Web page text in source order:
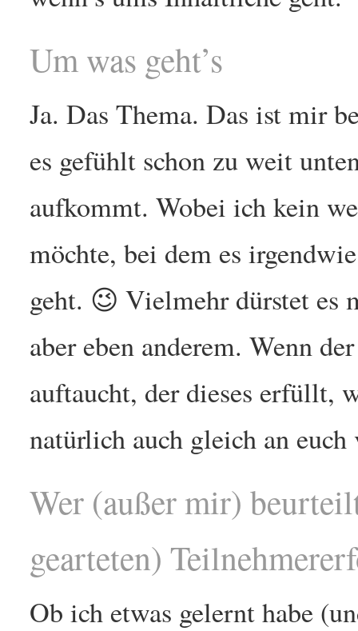
Um was geht’s
Ja. Das Thema. Das ist mir
es gefühlt schon zu weit
aufkommt. Wobei ich kein
möchte, bei dem es
geht. 😉 Vielmehr dürstet es
aber eben anderem. Wenn
auftaucht, der dieses erfüllt,
natürlich auch gleich an
Wer (außer mir)
gearteten)
Ob ich etwas gelernt habe